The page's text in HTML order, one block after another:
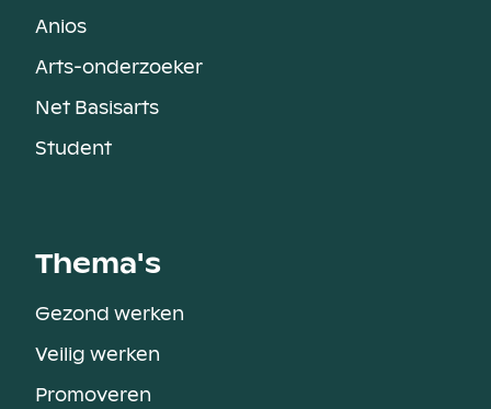
Anios
Arts-onderzoeker
Net Basisarts
Student
Thema's
Gezond werken
Veilig werken
Promoveren